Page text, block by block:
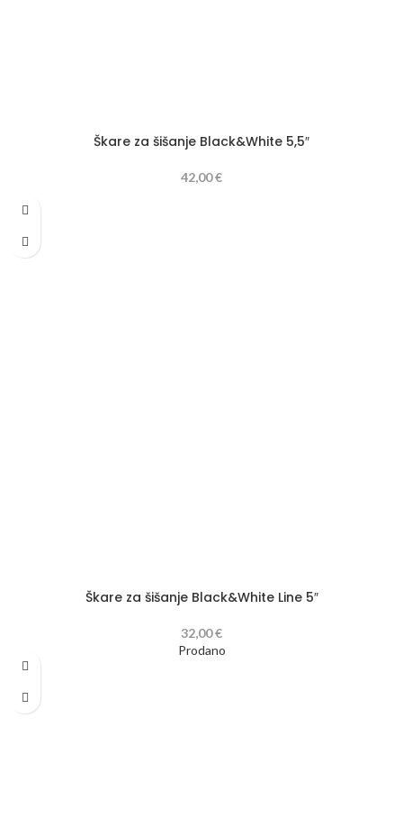
Škare za šišanje Black&White 5,5″
42,00€
Škare za šišanje Black&White Line 5″
32,00€
Prodano